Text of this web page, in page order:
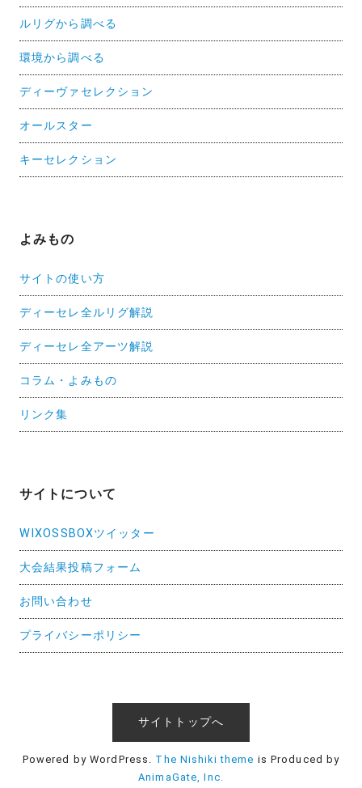
ルリグから調べる
環境から調べる
ディーヴァセレクション
オールスター
キーセレクション
よみもの
サイトの使い方
ディーセレ全ルリグ解説
ディーセレ全アーツ解説
コラム・よみもの
リンク集
サイトについて
WIXOSSBOXツイッター
大会結果投稿フォーム
お問い合わせ
プライバシーポリシー
サイトトップへ
Powered by WordPress. The Nishiki theme is Produced by
AnimaGate, Inc.